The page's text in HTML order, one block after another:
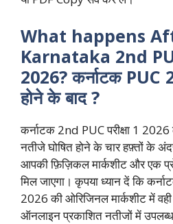
What happens
Karnataka 2nd
2026? कर्नाटक PUC
होने के बाद ?
कर्नाटक 2nd PUC परीक्षा 1
नतीजे घोषित होने के चार हफ़्तों के
आपकी फ़िज़िकल मार्कशीट और एक
मिल जाएगा। कृपया ध्यान दें कि
2026 की ओरिजिनल मार्कशीट में वही
ऑनलाइन प्रकाशित नतीजों में उपलब्ध